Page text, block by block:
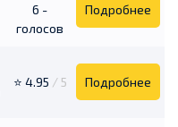
6 -
голосов
Подробнее
⭐ 4.95 / 5 Подробнее